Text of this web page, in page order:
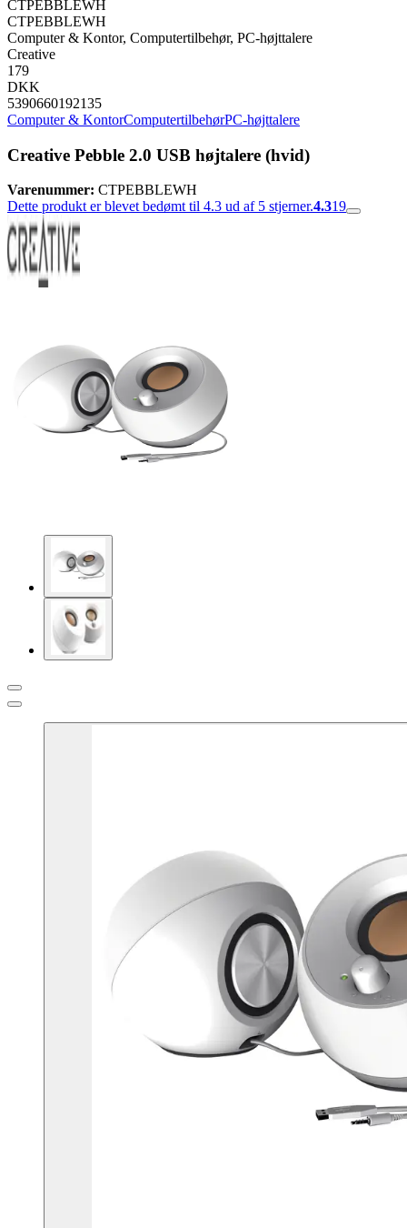
CTPEBBLEWH
CTPEBBLEWH
Computer & Kontor, Computertilbehør, PC-højttalere
Creative
179
DKK
5390660192135
Computer & KontorComputertilbehørPC-højttalere
Creative Pebble 2.0 USB højtalere (hvid)
Varenummer: CTPEBBLEWH
Dette produkt er blevet bedømt til 4.3 ud af 5 stjerner.4.319